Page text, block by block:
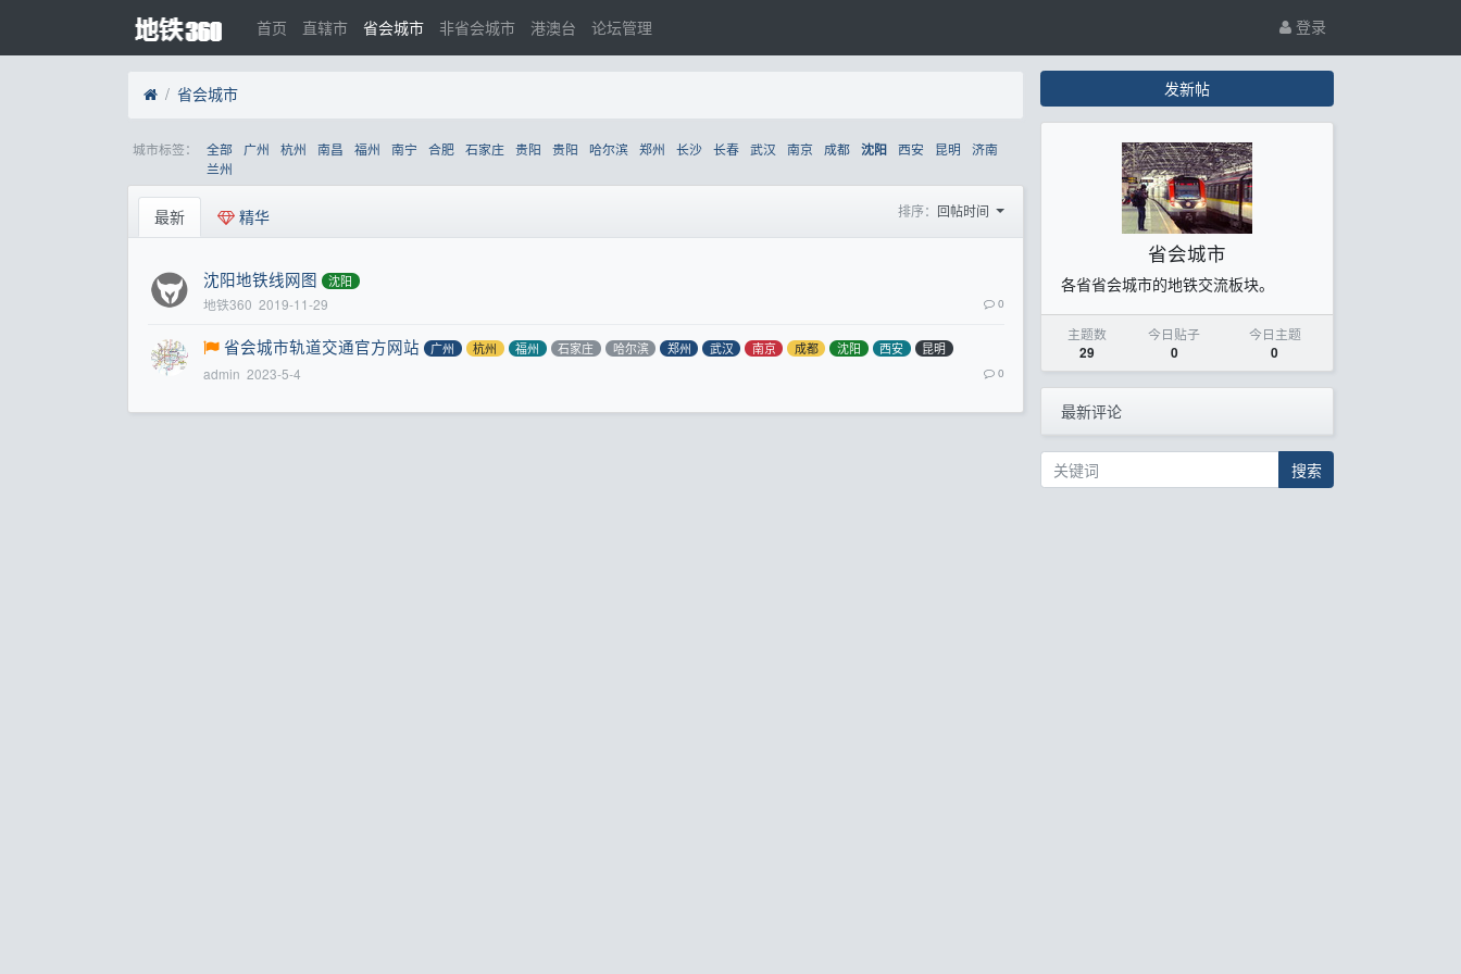
首页 直辖市 省会城市 非省会城市 港澳台 论坛管理 登录
省会城市
城市标签： 全部 广州 杭州 南昌 福州 南宁 合肥 石家庄 贵阳 贵阳 哈尔滨 郑州 长沙 长春 武汉 南京 成都 沈阳 西安 昆明
济南
兰州
最新 精华 排序： 回帖时间
沈阳地铁线网图 沈阳
地铁360 2019-11-29 0
省会城市轨道交通官方网站 广州 杭州 福州 石家庄 哈尔滨 郑州 武汉 南京 成都 沈阳 西安 昆明
admin 2023-5-4 0
发新帖
省会城市
各省省会城市的地铁交流板块。
主题数
29
今日贴子
0
今日主题
0
最新评论
搜索